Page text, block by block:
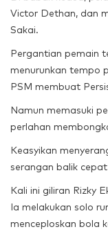
Victor Dethan, dan
Sakai.
Pergantian pemain
menurunkan tempo
PSM membuat
Namun memasuki
perlahan
Keasyikan
serangan balik
Kali ini giliran Rizky
Ia melakukan solo
menceploskan bola